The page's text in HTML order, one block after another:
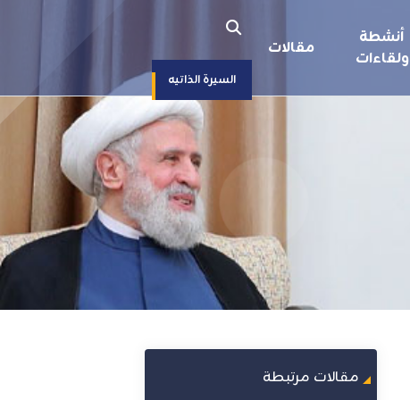
أنشطة
ولقاءات
مقالات
السيرة الذاتيه
مقالات مرتبطة